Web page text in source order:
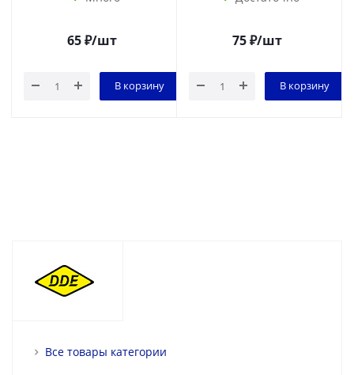
65₽/шт
В корзину
75₽/шт
В корзину
Все товары категории